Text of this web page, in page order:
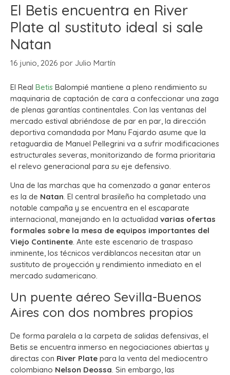
El Betis encuentra en River
Plate al sustituto ideal si sale
Natan
16 junio, 2026 por Julio Martín
El Real Betis Balompié mantiene a pleno rendimiento su
maquinaria de captación de cara a confeccionar una zaga
de plenas garantías continentales. Con las ventanas del
mercado estival abriéndose de par en par, la dirección
deportiva comandada por Manu Fajardo asume que la
retaguardia de Manuel Pellegrini va a sufrir modificaciones
estructurales severas, monitorizando de forma prioritaria
el relevo generacional para su eje defensivo.
Una de las marchas que ha comenzado a ganar enteros
es la de Natan. El central brasileño ha completado una
notable campaña y se encuentra en el escaparate
internacional, manejando en la actualidad varias ofertas
formales sobre la mesa de equipos importantes del
Viejo Continente. Ante este escenario de traspaso
inminente, los técnicos verdiblancos necesitan atar un
sustituto de proyección y rendimiento inmediato en el
mercado sudamericano.
Un puente aéreo Sevilla-Buenos
Aires con dos nombres propios
De forma paralela a la carpeta de salidas defensivas, el
Betis se encuentra inmerso en negociaciones abiertas y
directas con River Plate para la venta del mediocentro
colombiano Nelson Deossa. Sin embargo, las